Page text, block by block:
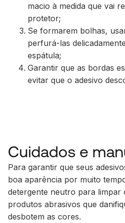
macio à medida que vai
protetor;
Se formarem bolhas,
perfurá-las
espátula;
Garantir que as bordas
evitar que o adesivo
Cuidados e
Para garantir que seus
boa aparência por muito
detergente neutro para limpar
produtos abrasivos que
desbotem as cores.